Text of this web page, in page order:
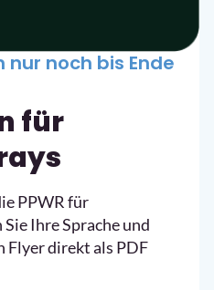
nur noch bis Ende
für
PPWR für
Ihre Sprache und
Flyer direkt als PDF